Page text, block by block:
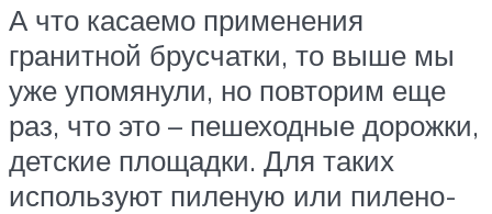
А что касаемо применения
гранитной брусчатки, то выше мы
уже упомянули, но повторим еще
раз, что это – пешеходные дорожки,
детские площадки. Для таких
используют пиленую или пилено-